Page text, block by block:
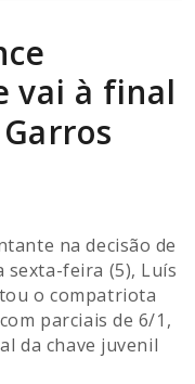
vai à final
na decisão de
sexta-feira (5), Luís
o compatriota
parciais de 6/1,
da chave juvenil